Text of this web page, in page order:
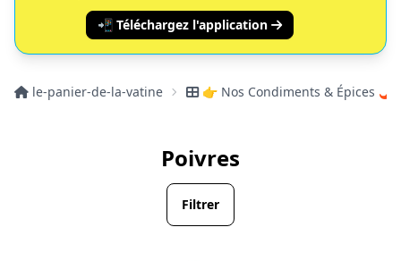
📲 Téléchargez l'application
le-panier-de-la-vatine 👉 Nos Condiments & Épices
Poivres
Filtrer